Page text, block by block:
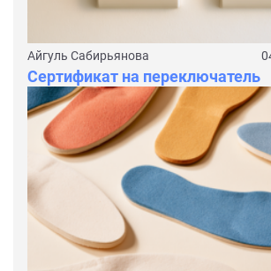
Айгуль Сабирьянова
Сертификат на переключатель